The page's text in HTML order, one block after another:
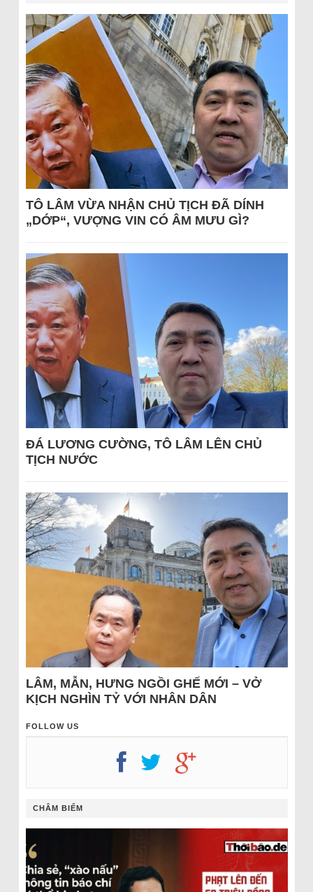
TÔ LÂM VỪA NHẬN CHỦ TỊCH ĐÃ DÍNH
„DỚP“, VƯỢNG VIN CÓ ÂM MƯU GÌ?
ĐÁ LƯƠNG CƯỜNG, TÔ LÂM LÊN CHỦ
TỊCH NƯỚC
LÂM, MẪN, HƯNG NGỒI GHẾ MỚI – VỞ
KỊCH NGHÌN TỶ VỚI NHÂN DÂN
FOLLOW US
CHÂM BIẾM